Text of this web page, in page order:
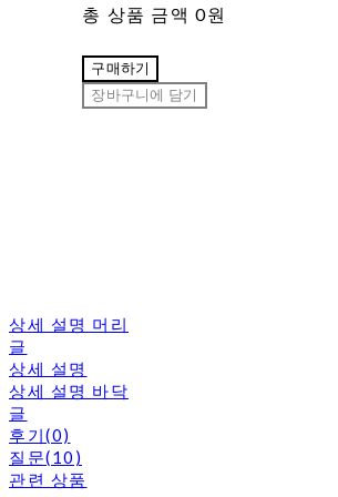
총 상품 금액 0원
구매하기
장바구니에 담기
상세 설명 머리
글
상세 설명
상세 설명 바닥
글
후기(0)
질문(10)
관련 상품